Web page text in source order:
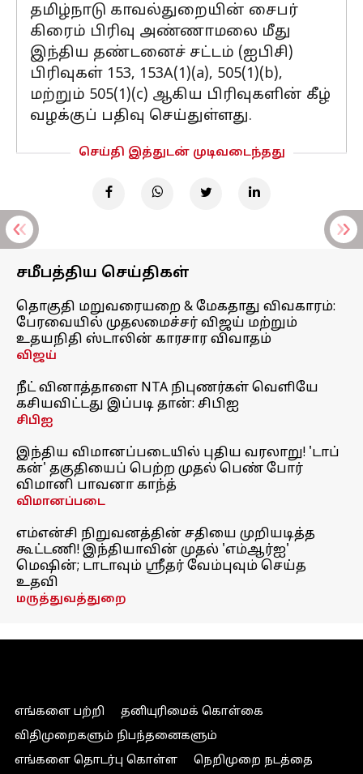
தமிழ்நாடு காவல்துறையின் சைபர்
கிரைம் பிரிவு அண்ணாமலை மீது
இந்திய தண்டனைச் சட்டம் (ஐபிசி)
பிரிவுகள் 153, 153A(1)(a), 505(1)(b),
மற்றும் 505(1)(c) ஆகிய பிரிவுகளின் கீழ்
வழக்குப் பதிவு செய்துள்ளது.
செய்தி இத்துடன் முடிவடைந்தது
சமீபத்திய செய்திகள்
தொகுதி மறுவரையறை & மேகதாது விவகாரம்:
பேரவையில் முதலமைச்சர் விஜய் மற்றும்
உதயநிதி ஸ்டாலின் காரசார விவாதம்
விஜய்
நீட் வினாத்தாளை NTA நிபுணர்கள் வெளியே
கசியவிட்டது இப்படி தான்: சிபிஐ
சிபிஐ
இந்திய விமானப்படையில் புதிய வரலாறு! 'டாப்
கன்' தகுதியைப் பெற்ற முதல் பெண் போர்
விமானி பாவனா காந்த்
விமானப்படை
எம்என்சி நிறுவனத்தின் சதியை முறியடித்த
கூட்டணி! இந்தியாவின் முதல் 'எம்ஆர்ஐ'
மெஷின்; டாடாவும் ஸ்ரீதர் வேம்புவும் செய்த
உதவி
மருத்துவத்துறை
எங்களை பற்றி
தனியுரிமைக் கொள்கை
விதிமுறைகளும் நிபந்தனைகளும்
எங்களை தொடர்பு கொள்ள
நெறிமுறை நடத்தை